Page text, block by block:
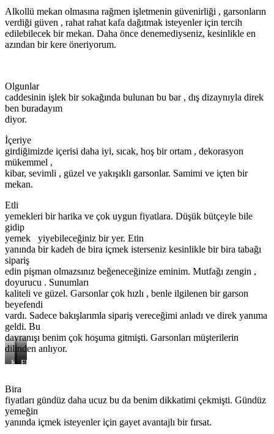
Alkollü mekan olmasına rağmen işletmenin güvenirliği , garsonların
verdiği güven , rahat rahat kafa dağıtmak isteyenler için tercih
edilebilecek bir mekan. Daha önce denemediyseniz, kesinlikle en
azından bir kere öneriyorum.
Olgunlar
caddesinin işlek bir sokağında bulunan bu bar , dış dizaynıyla direk
ben buradayım
diyor.
İçeriye
girdiğimizde içerisi daha iyi, sıcak, hoş bir ortam , dekorasyon
mükemmel ,
kibar, sevimli , güzel ve yakışıklı garsonlar. Samimi ve içten bir
mekan.
Etli
yemekleri bir harika ve çok uygun fiyatlara. Düşük bütçeyle bile
gidip
yemek yiyebileceğiniz bir yer. Etin
yanında bir kadeh de bira içmek isterseniz kesinlikle bir bira tabağı
sipariş
edin pişman olmazsınız beğeneceğinize eminim. Mutfağı zengin ,
doyurucu . Sunumları
kaliteli ve güzel. Garsonlar çok hızlı , benle ilgilenen bir garson
beyefendi
vardı. Sadece bakışlarımla sipariş vereceğimi anladı ve direk yanıma
geldi. Bu
davranışı benim çok hoşuma gitmişti. Garsonları müşterilerin
dilinden anlıyor.
Köri
ve
Pilav
Izgara
Ekmek
Bira
fiyatları gündüz daha ucuz bu da benim dikkatimi çekmişti. Gündüz
yemeğin
yanında içmek isteyenler için gayet avantajlı bir fırsat.